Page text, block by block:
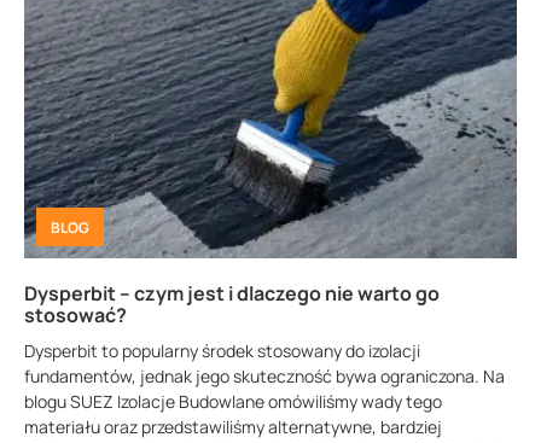
BLOG
Dysperbit – czym jest i dlaczego nie warto go
stosować?
Dysperbit to popularny środek stosowany do izolacji
fundamentów, jednak jego skuteczność bywa ograniczona. Na
blogu SUEZ Izolacje Budowlane omówiliśmy wady tego
materiału oraz przedstawiliśmy alternatywne, bardziej